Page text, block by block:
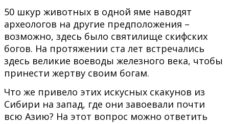
50 шкур животных в одной яме наводят
археологов на другие предположения –
возможно, здесь было святилище скифских
богов. На протяжении ста лет встречались
здесь великие воеводы железного века, чтобы
принести жертву своим богам.
Что же привело этих искусных скакунов из
Сибири на запад, где они завоевали почти
всю Азию? На этот вопрос можно ответить